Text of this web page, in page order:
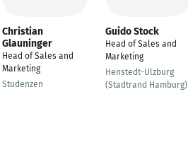
Christian
Glauninger
Head of Sales and
Marketing
Studenzen
Guido Stock
Head of Sales and
Marketing
Henstedt-Ulzburg
(Stadtrand Hamburg)